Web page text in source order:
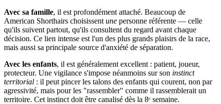
Avec sa famille, il est profondément attaché. Beaucoup de
American Shorthairs choisissent une personne référente — celle
qu'ils suivent partout, qu'ils consultent du regard avant chaque
décision. Ce lien intense est l'un des plus grands plaisirs de la race,
mais aussi sa principale source d'anxiété de séparation.
Avec les enfants, il est généralement excellent : patient, joueur,
protecteur. Une vigilance s'impose néanmoins sur son instinct
territorial : il peut pincer les talons des enfants qui courent, non par
agressivité, mais pour les "rassembler" comme il rassemblerait un
territoire. Cet instinct doit être canalisé dès la 8ᵉ semaine.